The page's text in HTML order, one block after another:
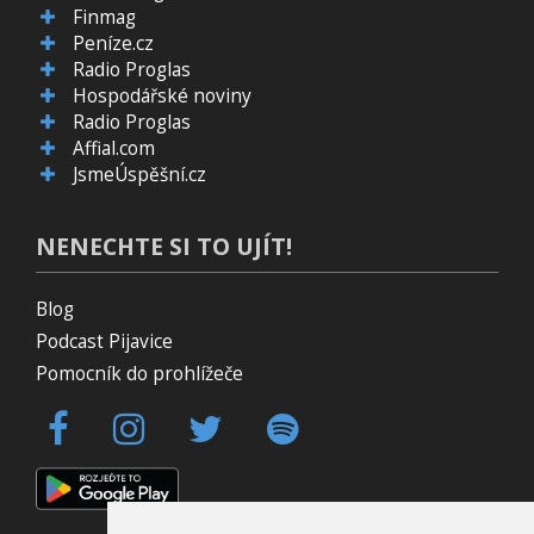
Finmag
Peníze.cz
Radio Proglas
Hospodářské noviny
Radio Proglas
Affial.com
JsmeÚspěšní.cz
NENECHTE SI TO UJÍT!
Blog
Podcast Pijavice
Pomocník do prohlížeče